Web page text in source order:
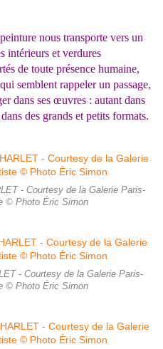
nous transporte vers un
intérieurs et verdures
de toute présence humaine,
semblent rappeler un passage,
dans ses œuvres : autant dans
des grands et petits formats.
- Courtesy de la Galerie Paris-
© Photo Éric Simon
- Courtesy de la Galerie Paris-
© Photo Éric Simon